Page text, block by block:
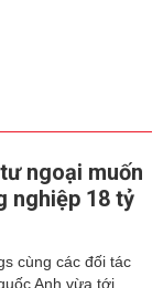
ngoại muốn
nghiệp 18 tỷ
cùng các đối tác
Anh vừa tới